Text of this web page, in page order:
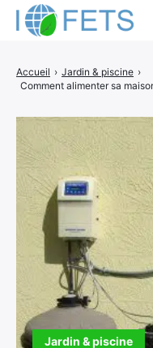
Jardin & piscine
Accueil › Jardin & piscine ›
Comment alimenter sa
Actualités
Métiers du BTP
Guides thermiques
Aides à la rénovation
DEVIS